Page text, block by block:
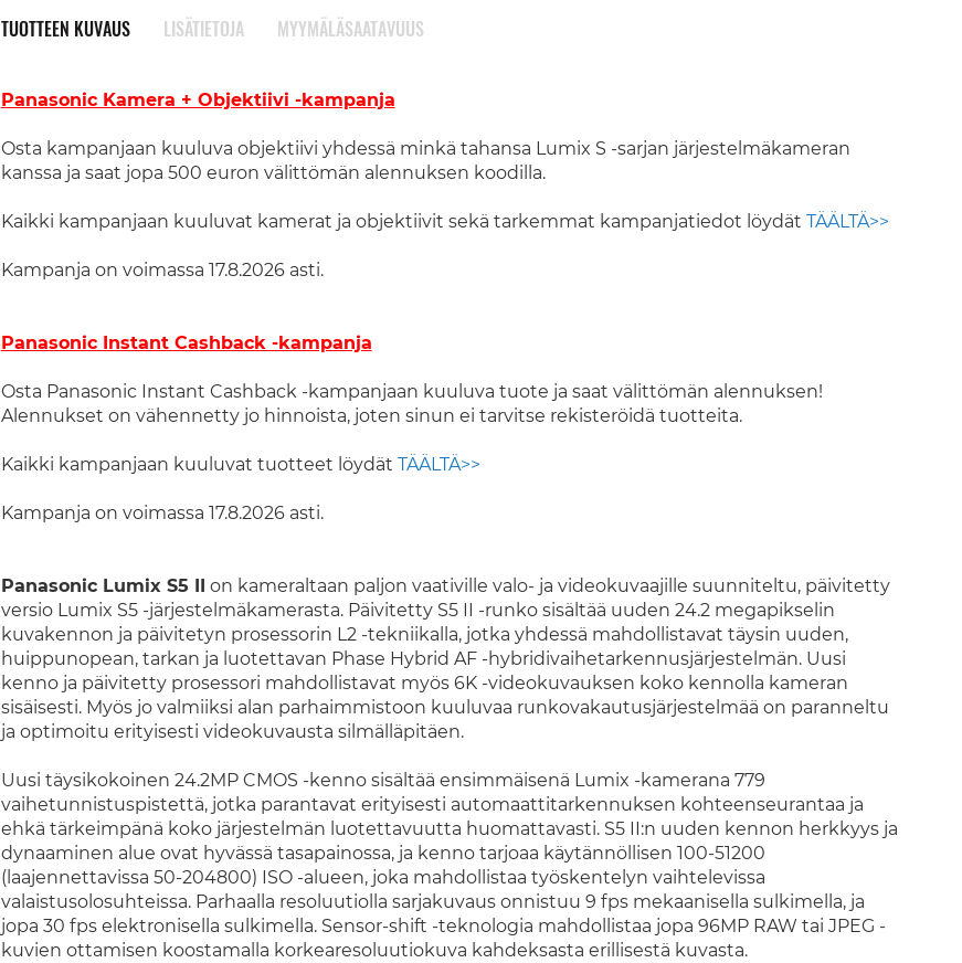
TUOTTEEN KUVAUS
Panasonic Kamera + Objektiivi -kampanja
Osta kampanjaan kuuluva objektiivi yhdessä minkä tahansa Lumix S -sarjan järjestelmäkameran
kanssa ja saat jopa 500 euron välittömän alennuksen koodilla.
Kaikki kampanjaan kuuluvat kamerat ja objektiivit sekä tarkemmat kampanjatiedot löydät TÄÄLTÄ>>
Kampanja on voimassa 17.8.2026 asti.
Panasonic Instant Cashback -kampanja
Osta Panasonic Instant Cashback -kampanjaan kuuluva tuote ja saat välittömän alennuksen!
Alennukset on vähennetty jo hinnoista, joten sinun ei tarvitse rekisteröidä tuotteita.
Kaikki kampanjaan kuuluvat tuotteet löydät TÄÄLTÄ>>
Kampanja on voimassa 17.8.2026 asti.
Panasonic Lumix S5 II on kameraltaan paljon vaativille valo- ja videokuvaajille suunniteltu, päivitetty
versio Lumix S5 -järjestelmäkamerasta. Päivitetty S5 II -runko sisältää uuden 24.2 megapikselin
kuvakennon ja päivitetyn prosessorin L2 -tekniikalla, jotka yhdessä mahdollistavat täysin uuden,
huippunopean, tarkan ja luotettavan Phase Hybrid AF -hybridivaihetarkennusjärjestelmän. Uusi
kenno ja päivitetty prosessori mahdollistavat myös 6K -videokuvauksen koko kennolla kameran
sisäisesti. Myös jo valmiiksi alan parhaimmistoon kuuluvaa runkovakautusjärjestelmää on paranneltu
ja optimoitu erityisesti videokuvausta silmälläpitäen.
Uusi täysikokoinen 24.2MP CMOS -kenno sisältää ensimmäisenä Lumix -kamerana 779
vaihetunnistuspistettä, jotka parantavat erityisesti automaattitarkennuksen kohteenseurantaa ja
ehkä tärkeimpänä koko järjestelmän luotettavuutta huomattavasti. S5 II:n uuden kennon herkkyys ja
dynaaminen alue ovat hyvässä tasapainossa, ja kenno tarjoaa käytännöllisen 100-51200
(laajennettavissa 50-204800) ISO -alueen, joka mahdollistaa työskentelyn vaihtelevissa
valaistusolosuhteissa. Parhaalla resoluutiolla sarjakuvaus onnistuu 9 fps mekaanisella sulkimella, ja
jopa 30 fps elektronisella sulkimella. Sensor-shift -teknologia mahdollistaa jopa 96MP RAW tai JPEG -
kuvien ottamisen koostamalla korkearesoluutiokuva kahdeksasta erillisestä kuvasta.
LISÄTIETOJA MYYMÄLÄSAATAVUUS